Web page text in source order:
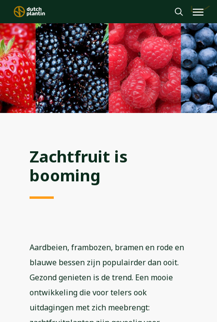
Skip
to
main
content
search
Menu
Zachtfruit is
booming
Aardbeien, frambozen, bramen en rode en
blauwe bessen zijn populairder dan ooit.
Gezond genieten is de trend. Een mooie
ontwikkeling die voor telers ook
uitdagingen met zich meebrengt: